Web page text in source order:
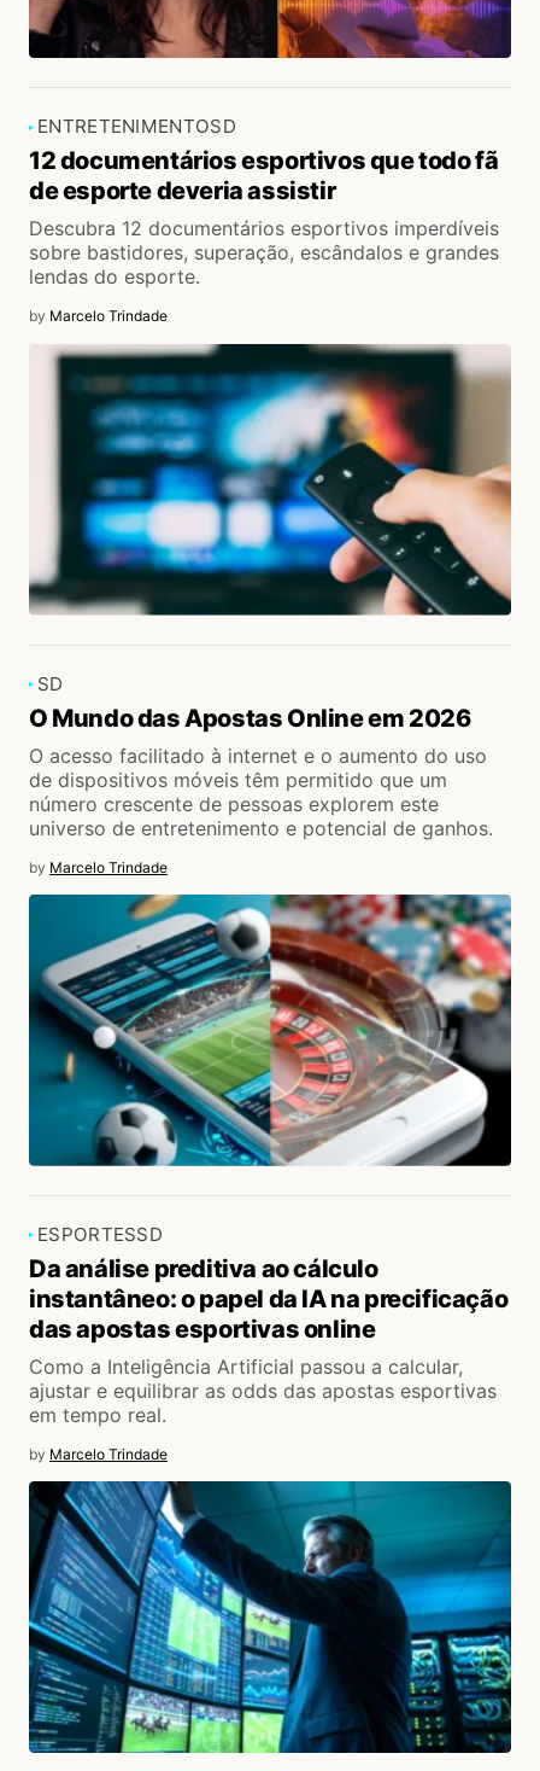
ENTRETENIMENTOSD
12 documentários esportivos que todo fã
de esporte deveria assistir
Descubra 12 documentários esportivos imperdíveis
sobre bastidores, superação, escândalos e grandes
lendas do esporte.
by Marcelo Trindade
SD
O Mundo das Apostas Online em 2026
O acesso facilitado à internet e o aumento do uso
de dispositivos móveis têm permitido que um
número crescente de pessoas explorem este
universo de entretenimento e potencial de ganhos.
by Marcelo Trindade
ESPORTESSD
Da análise preditiva ao cálculo
instantâneo: o papel da IA na precificação
das apostas esportivas online
Como a Inteligência Artificial passou a calcular,
ajustar e equilibrar as odds das apostas esportivas
em tempo real.
by Marcelo Trindade